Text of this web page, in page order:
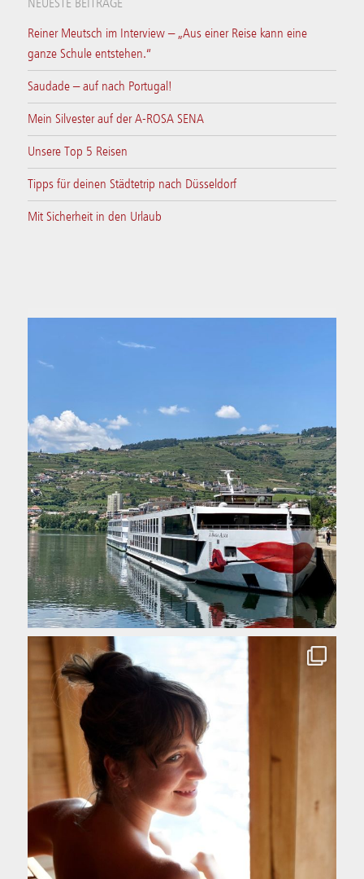
NEUESTE BEITRÄGE
Reiner Meutsch im Interview – „Aus einer Reise kann eine
ganze Schule entstehen.“
Saudade – auf nach Portugal!
Mein Silvester auf der A-ROSA SENA
Unsere Top 5 Reisen
Tipps für deinen Städtetrip nach Düsseldorf
Mit Sicherheit in den Urlaub